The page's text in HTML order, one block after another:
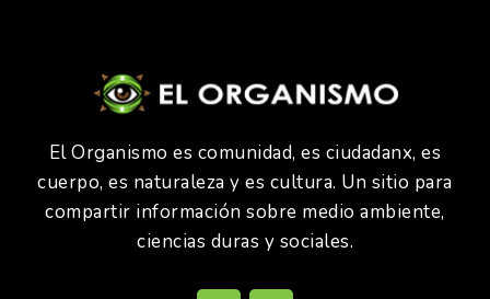
El Organismo es comunidad, es ciudadanx, es
cuerpo, es naturaleza y es cultura. Un sitio para
compartir información sobre medio ambiente,
ciencias duras y sociales.